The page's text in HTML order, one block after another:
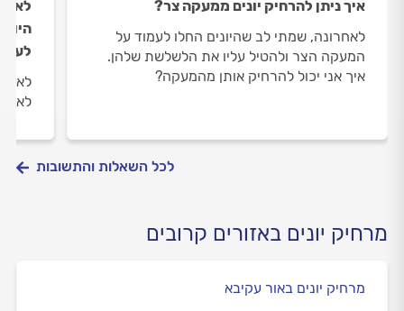
איך ניתן להרחיק יונים ממעקה צר?
לאחרונה, שמתי לב שהיונים החלו לעמוד על
המעקה הצר ולהטיל עליו את הלשלשת שלהן.
איך אני יכול להרחיק אותן מהמעקה?
לא
לכל השאלות והתשובות
מרחיק יונים באזורים קרובים
מרחיק יונים באור עקיבא